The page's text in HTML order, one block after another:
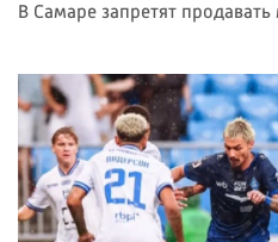
В Самаре запретят